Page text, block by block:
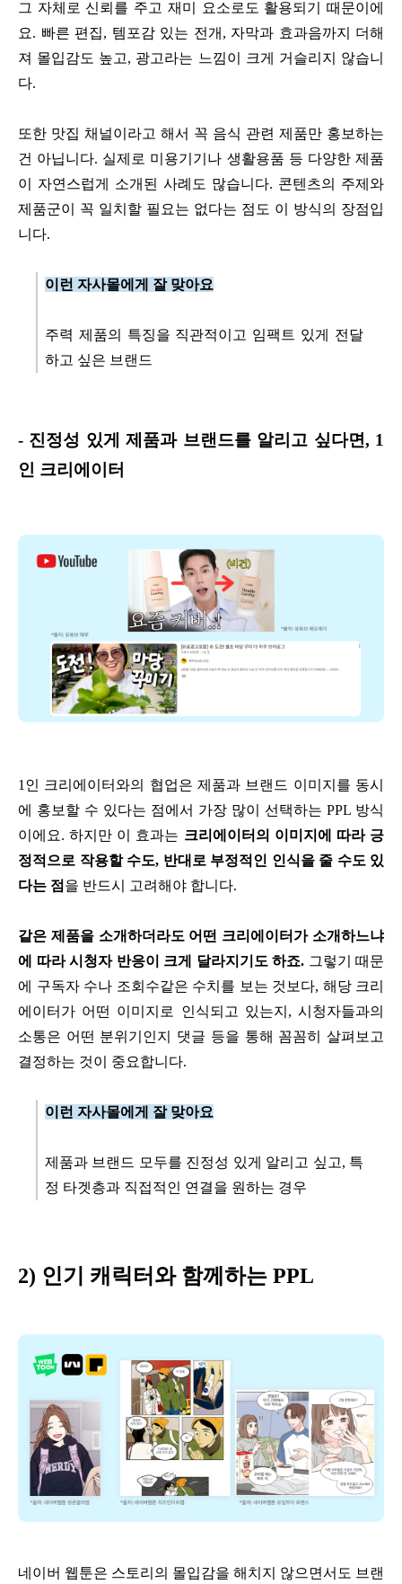
그 자체로 신뢰를 주고 재미 요소로도 활용되기 때문이에
요. 빠른 편집, 템포감 있는 전개, 자막과 효과음까지 더해
져 몰입감도 높고, 광고라는 느낌이 크게 거슬리지 않습니
다.
또한 맛집 채널이라고 해서 꼭 음식 관련 제품만 홍보하는
건 아닙니다. 실제로 미용기기나 생활용품 등 다양한 제품
이 자연스럽게 소개된 사례도 많습니다. 콘텐츠의 주제와
제품군이 꼭 일치할 필요는 없다는 점도 이 방식의 장점입
니다.
이런 자사몰에게 잘 맞아요
주력 제품의 특징을 직관적이고 임팩트 있게 전달
하고 싶은 브랜드
- 진정성 있게 제품과 브랜드를 알리고 싶다면, 1
인 크리에이터
1인 크리에이터와의 협업은 제품과 브랜드 이미지를 동시
에 홍보할 수 있다는 점에서 가장 많이 선택하는 PPL 방식
이에요. 하지만 이 효과는 크리에이터의 이미지에 따라 긍
정적으로 작용할 수도, 반대로 부정적인 인식을 줄 수도 있
다는 점 을 반드시 고려해야 합니다.
같은 제품을 소개하더라도 어떤 크리에이터가 소개하느냐
에 따라 시청자 반응이 크게 달라지기도 하죠. 그렇기 때문
에 구독자 수나 조회수같은 수치를 보는 것보다, 해당 크리
에이터가 어떤 이미지로 인식되고 있는지, 시청자들과의
소통은 어떤 분위기인지 댓글 등을 통해 꼼꼼히 살펴보고
결정하는 것이 중요합니다.
이런 자사몰에게 잘 맞아요
제품과 브랜드 모두를 진정성 있게 알리고 싶고, 특
정 타겟층과 직접적인 연결을 원하는 경우
2) 인기 캐릭터와 함께하는 PPL
네이버 웹툰은 스토리의 몰입감을 해치지 않으면서도 브랜